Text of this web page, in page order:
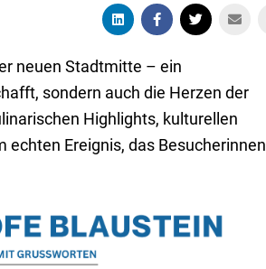
neuen Stadtmitte – ein
sondern auch die Herzen der
Highlights, kulturellen
Ereignis, das Besucherinnen